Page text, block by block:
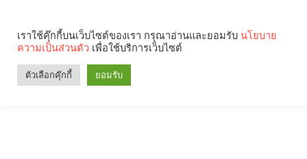
เราใช้คุ๊กกี้บนเว็บไซต์ของเรา กรุณาอ่านและยอมรับ นโยบาย
ความเป็นส่วนตัว เพื่อใช้บริการเว็บไซต์
ตัวเลือกคุ๊กกี้ ยอมรับ